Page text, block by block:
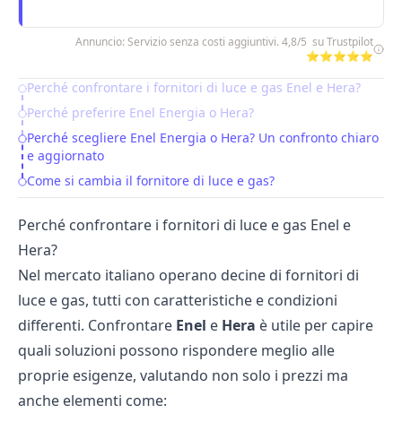
Annuncio: Servizio senza costi aggiuntivi. 4,8/5 su Trustpilot
⭐⭐⭐⭐⭐
Table of Contents
Perché confrontare i fornitori di luce e gas Enel e Hera?
Perché preferire Enel Energia o Hera?
Perché scegliere Enel Energia o Hera? Un confronto chiaro
e aggiornato
Come si cambia il fornitore di luce e gas?
Perché confrontare i fornitori di luce e gas Enel e
Hera?
Nel mercato italiano operano decine di fornitori di
luce e gas, tutti con caratteristiche e condizioni
differenti. Confrontare Enel e Hera è utile per capire
quali soluzioni possono rispondere meglio alle
proprie esigenze, valutando non solo i prezzi ma
anche elementi come: